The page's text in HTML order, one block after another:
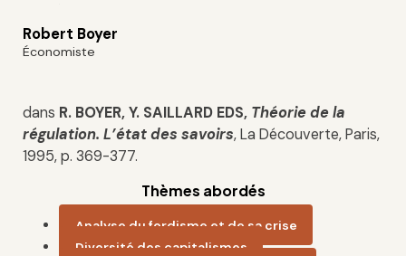
Robert Boyer
Économiste
dans R. BOYER, Y. SAILLARD EDS, Théorie de la
régulation. L’état des savoirs, La Découverte, Paris,
1995, p. 369-377.
Thèmes abordés
Analyse du fordisme et de sa crise
Diversité des capitalismes